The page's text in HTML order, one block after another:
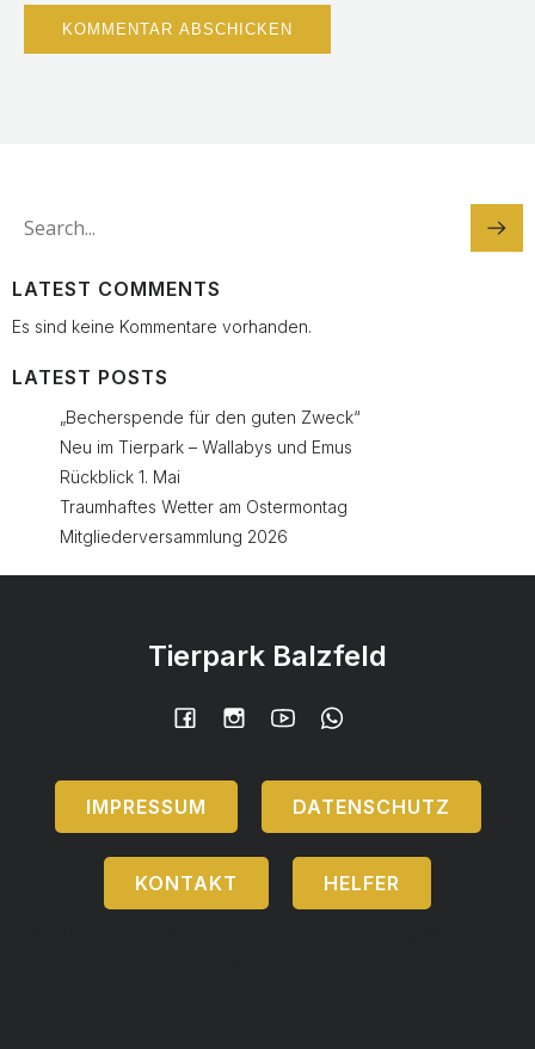
LATEST COMMENTS
Es sind keine Kommentare vorhanden.
LATEST POSTS
„Becherspende für den guten Zweck“
Neu im Tierpark – Wallabys und Emus
Rückblick 1. Mai
Traumhaftes Wetter am Ostermontag
Mitgliederversammlung 2026
Tierpark Balzfeld
IMPRESSUM DATENSCHUTZ
KONTAKT HELFER